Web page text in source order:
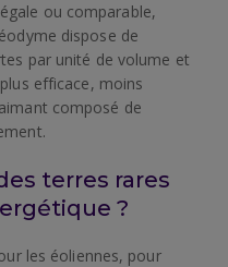
ou comparable,
dispose de
par unité de volume et
efficace, moins
composé de
terres rares
?
les éoliennes, pour